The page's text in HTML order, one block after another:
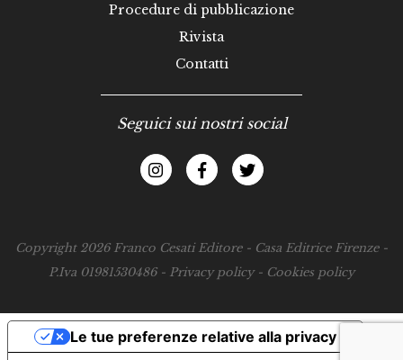
Procedure di pubblicazione
Rivista
Contatti
Seguici sui nostri social
Copyright 2026 Franco Cesati Editore - Casa Editrice Firenze -
P.Iva 01981530486 - Privacy policy- Cookies policy
Le tue preferenze relative alla privacy